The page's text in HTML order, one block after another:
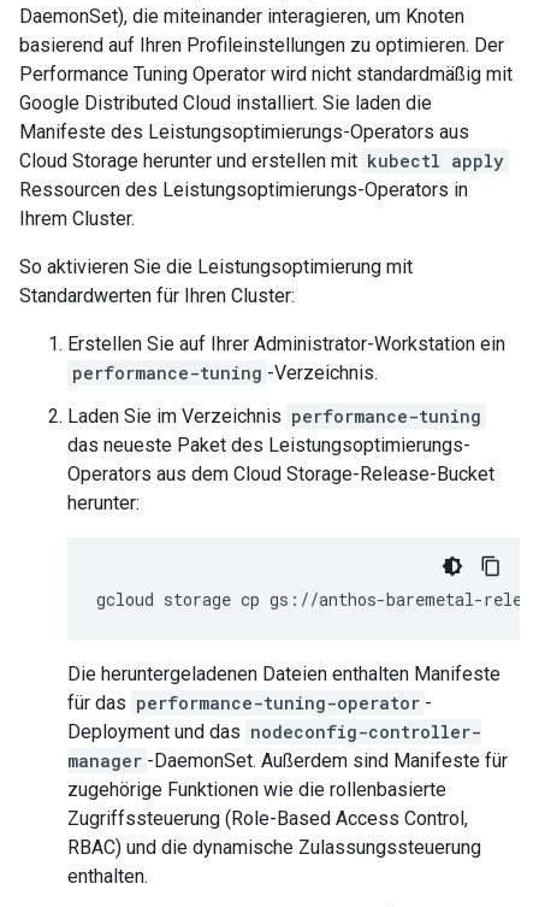
DaemonSet), die miteinander interagieren, um Knoten
basierend auf Ihren Profileinstellungen zu optimieren. Der
Performance Tuning Operator wird nicht standardmäßig mit
Google Distributed Cloud installiert. Sie laden die
Manifeste des Leistungsoptimierungs-Operators aus
Cloud Storage herunter und erstellen mit kubectl apply
Ressourcen des Leistungsoptimierungs-Operators in
Ihrem Cluster.
So aktivieren Sie die Leistungsoptimierung mit
Standardwerten für Ihren Cluster:
Erstellen Sie auf Ihrer Administrator-Workstation ein
performance-tuning -Verzeichnis.
Laden Sie im Verzeichnis performance-tuning
das neueste Paket des Leistungsoptimierungs-
Operators aus dem Cloud Storage-Release-Bucket
herunter:
gcloud storage cp gs://anthos-baremetal-
Die heruntergeladenen Dateien enthalten Manifeste
für das performance-tuning-operator -
Deployment und das nodeconfig-controller-
manager -DaemonSet. Außerdem sind Manifeste für
zugehörige Funktionen wie die rollenbasierte
Zugriffssteuerung (Role-Based Access Control,
RBAC) und die dynamische Zulassungssteuerung
enthalten.